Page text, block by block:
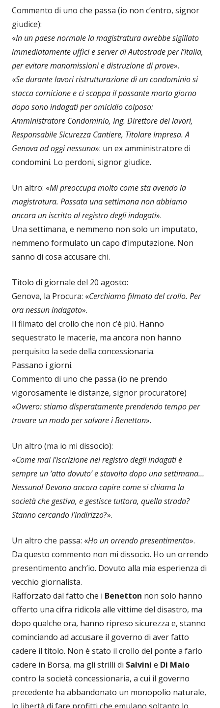
Commento di uno che passa (io non c’entro, signor
giudice):
«In un paese normale la magistratura avrebbe sigillato
immediatamente uffici e server di Autostrade per l’Italia,
per evitare manomissioni e distruzione di prove».
«Se durante lavori ristrutturazione di un condominio si
stacca cornicione e ci scappa il passante morto giorno
dopo sono indagati per omicidio colposo:
Amministratore Condominio, Ing. Direttore dei lavori,
Responsabile Sicurezza Cantiere, Titolare Impresa. A
Genova ad oggi nessuno»: un ex amministratore di
condomini. Lo perdoni, signor giudice.
Un altro: «Mi preoccupa molto come sta avendo la
magistratura. Passata una settimana non abbiamo
ancora un iscritto al registro degli indagati».
Una settimana, e nemmeno non solo un imputato,
nemmeno formulato un capo d’imputazione. Non
sanno di cosa accusare chi.
Titolo di giornale del 20 agosto:
Genova, la Procura: «Cerchiamo filmato del crollo. Per
ora nessun indagato».
Il filmato del crollo che non c’è più. Hanno
sequestrato le macerie, ma ancora non hanno
perquisito la sede della concessionaria.
Passano i giorni.
Commento di uno che passa (io ne prendo
vigorosamente le distanze, signor procuratore)
«Ovvero: stiamo disperatamente prendendo tempo per
trovare un modo per salvare i Benetton».
Un altro (ma io mi dissocio):
«Come mai l’iscrizione nel registro degli indagati è
sempre un ‘atto dovuto’ e stavolta dopo una settimana…
Nessuno! Devono ancora capire come si chiama la
società che gestiva, e gestisce tuttora, quella strada?
Stanno cercando l’indirizzo?».
Un altro che passa: «Ho un orrendo presentimento».
Da questo commento non mi dissocio. Ho un orrendo
presentimento anch’io. Dovuto alla mia esperienza di
vecchio giornalista.
Rafforzato dal fatto che i Benetton non solo hanno
offerto una cifra ridicola alle vittime del disastro, ma
dopo qualche ora, hanno ripreso sicurezza e, stanno
cominciando ad accusare il governo di aver fatto
cadere il titolo. Non è stato il crollo del ponte a farlo
cadere in Borsa, ma gli strilli di Salvini e Di Maio
contro la società concessionaria, a cui il governo
precedente ha abbandonato un monopolio naturale,